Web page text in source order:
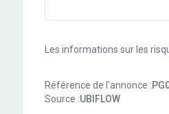
Les informations sur les
Référence de l'annonce :
Source :UBIFLOW